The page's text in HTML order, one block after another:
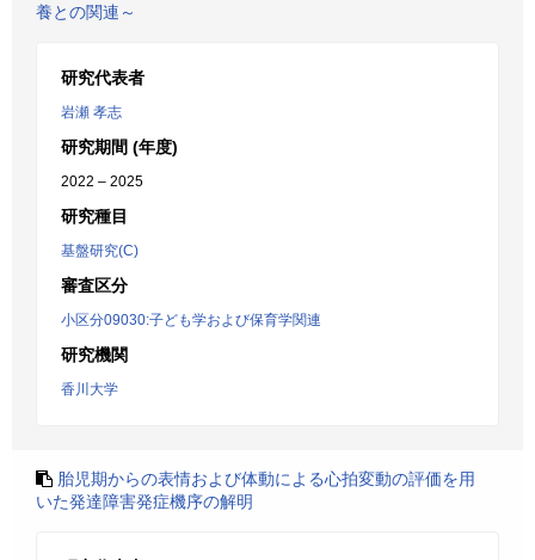
養との関連～
研究代表者
岩瀬 孝志
研究期間 (年度)
2022 – 2025
研究種目
基盤研究(C)
審査区分
小区分09030:子ども学および保育学関連
研究機関
香川大学
胎児期からの表情および体動による心拍変動の評価を用
いた発達障害発症機序の解明